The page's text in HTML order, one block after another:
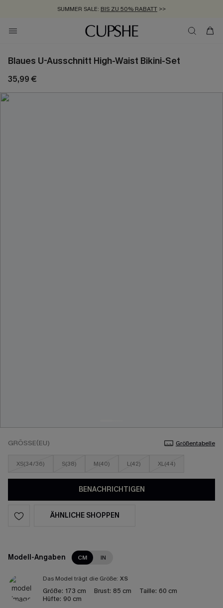
SUMMER SALE: BIS ZU 50% RABATT >>
ZUM NEWSLETTER:BIS ZU -20% EXTRA ERHALTEN
KOSTENLOSER VERSAND AB 89 €
Blaues U-Ausschnitt High-Waist Bikini-Set
35,99 €
GRÖSSE(EU) Größentabelle
XS(34/36) S(38) M(40) L(42) XL(44)
BENACHRICHTIGEN
ÄHNLICHE SHOPPEN
Modell-Angaben CM IN
Das Model trägt die Größe: XS
Größe: 173 cm Brust: 85 cm Taille: 60 cm
Hüfte: 90 cm